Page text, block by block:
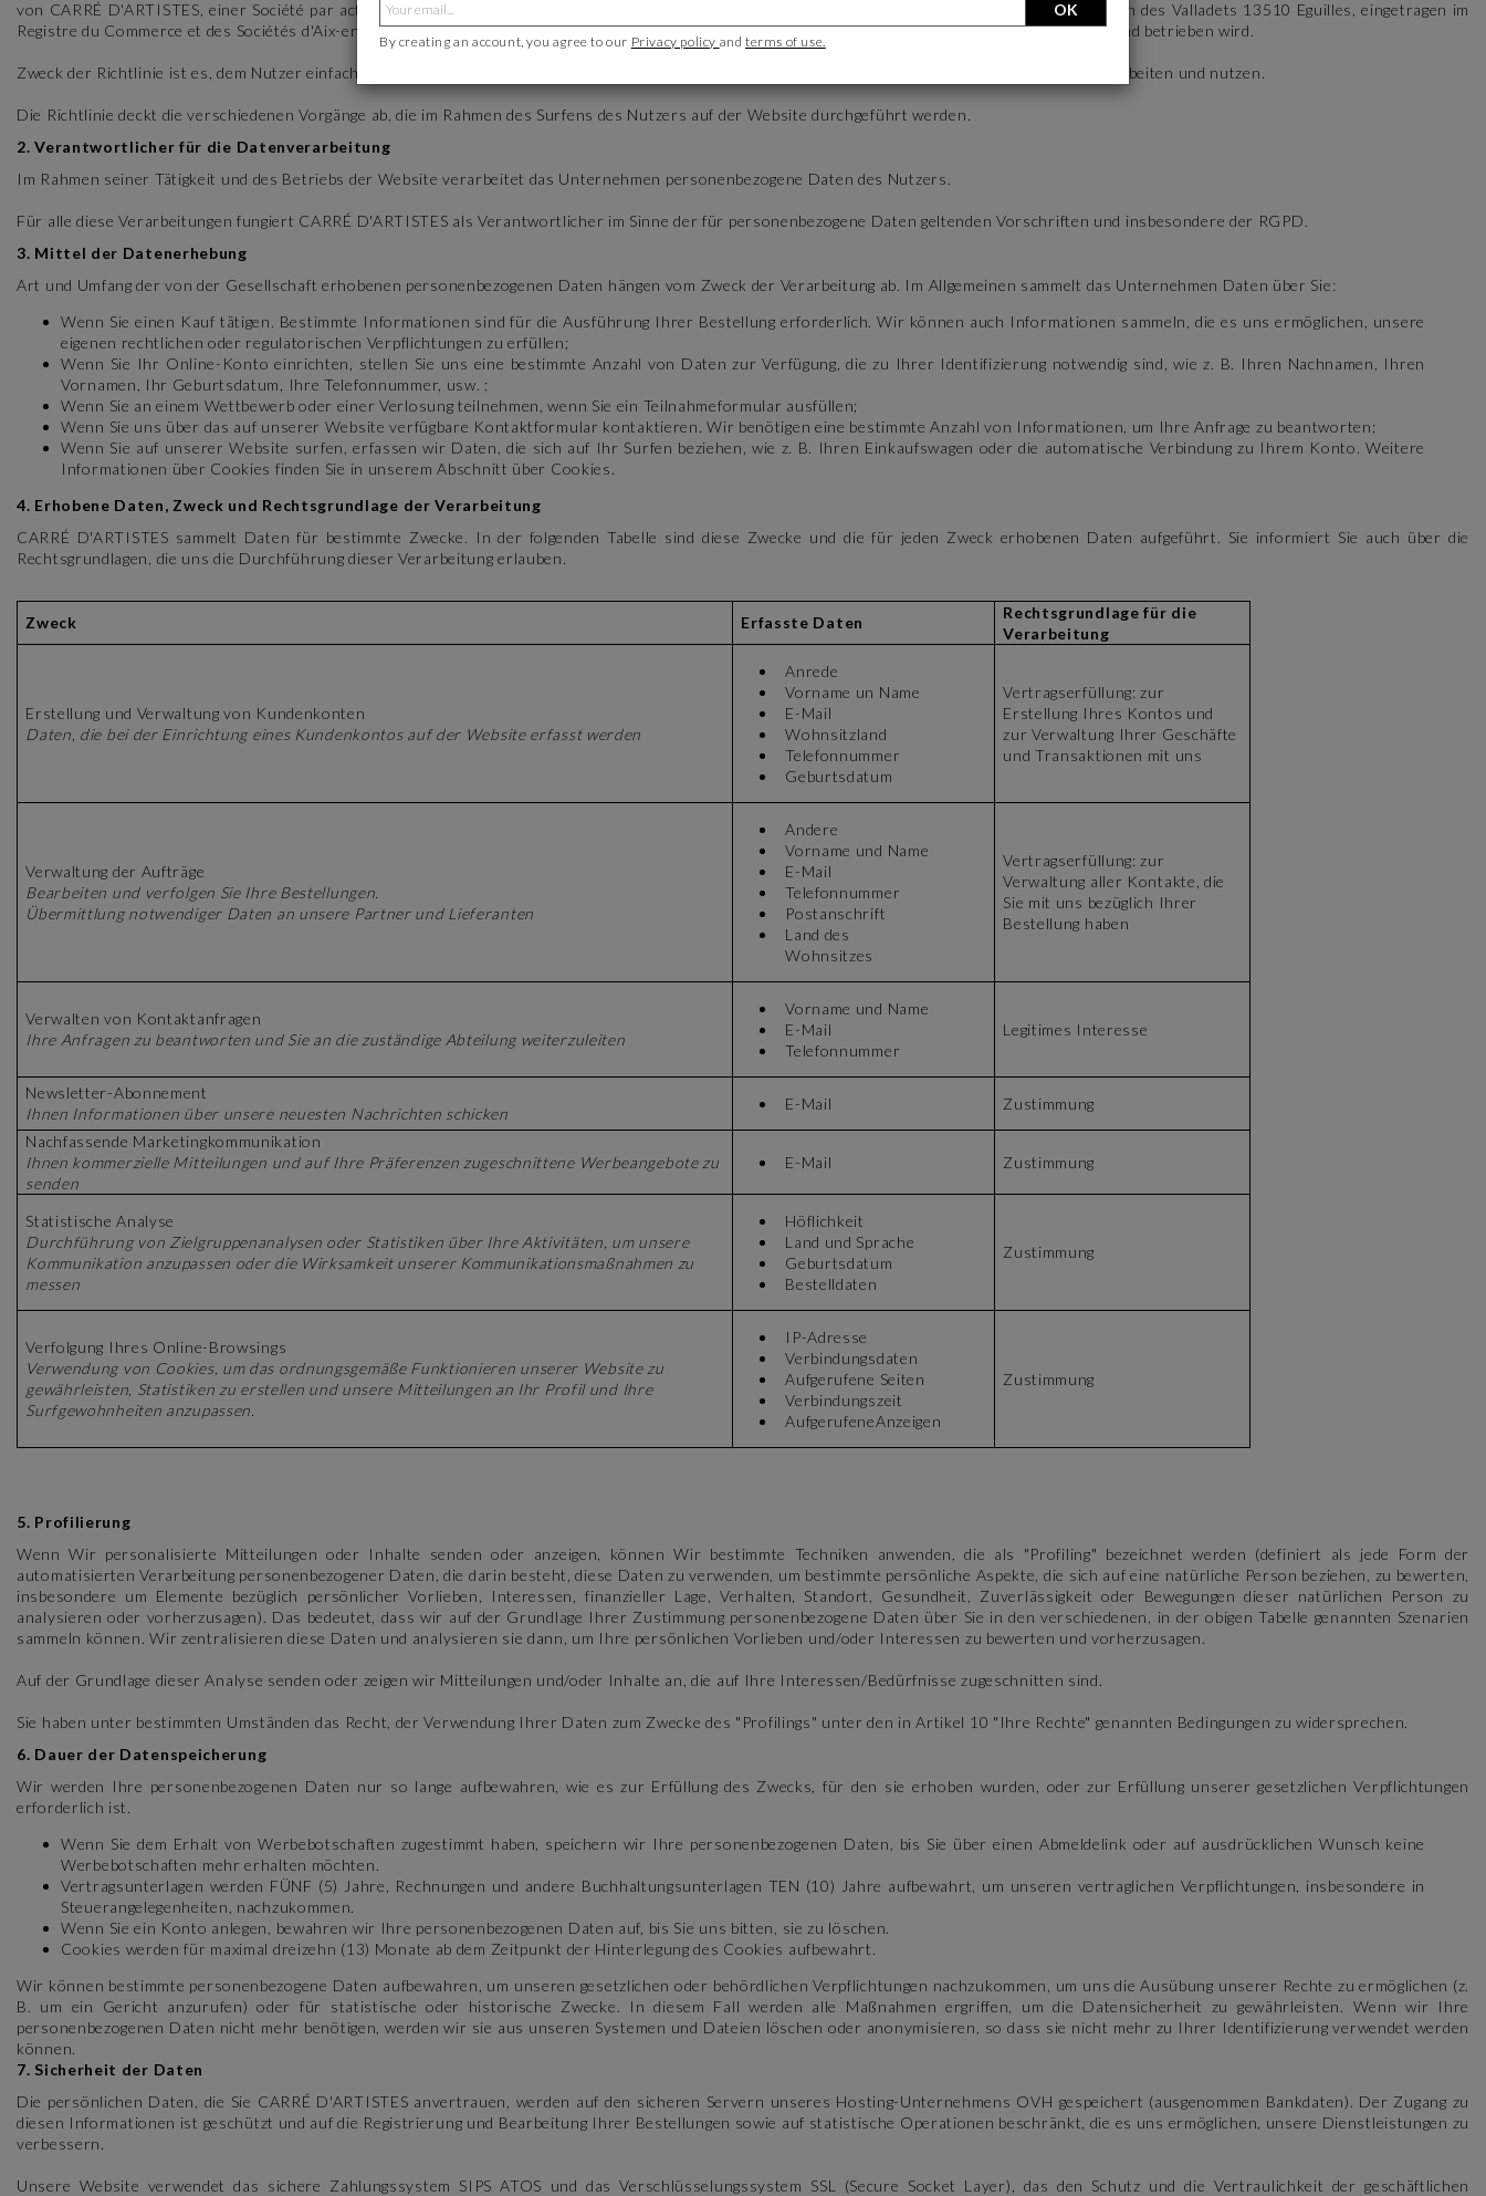
von CARRÉ D'ARTISTES, einer Société par actions simplifiée (vereinfachte Aktiengesellschaft) mit einem Kapital von 479.400 €, mit Sitz in 230 chemin des Valladets 13510 Eguilles, eingetragen im
Registre du Commerce et des Sociétés d'Aix-en-Provence unter der Nummer 437 656 051 (nachstehend "Wir" oder die "Gesellschaft") veröffentlicht und betrieben wird.
Zweck der Richtlinie ist es, dem Nutzer einfache, klare und vollständige Informationen darüber zu geben, wie wir seine personenbezogenen Daten verarbeiten und nutzen.
Die Richtlinie deckt die verschiedenen Vorgänge ab, die im Rahmen des Surfens des Nutzers auf der Website durchgeführt werden.
2. Verantwortlicher für die Datenverarbeitung
Im Rahmen seiner Tätigkeit und des Betriebs der Website verarbeitet das Unternehmen personenbezogene Daten des Nutzers.
Für alle diese Verarbeitungen fungiert CARRÉ D'ARTISTES als Verantwortlicher im Sinne der für personenbezogene Daten geltenden Vorschriften und insbesondere der RGPD.
3. Mittel der Datenerhebung
Art und Umfang der von der Gesellschaft erhobenen personenbezogenen Daten hängen vom Zweck der Verarbeitung ab. Im Allgemeinen sammelt das Unternehmen Daten über Sie:
Wenn Sie einen Kauf tätigen. Bestimmte Informationen sind für die Ausführung Ihrer Bestellung erforderlich. Wir können auch Informationen sammeln, die es uns ermöglichen, unsere
eigenen rechtlichen oder regulatorischen Verpflichtungen zu erfüllen;
Wenn Sie Ihr Online-Konto einrichten, stellen Sie uns eine bestimmte Anzahl von Daten zur Verfügung, die zu Ihrer Identifizierung notwendig sind, wie z. B. Ihren Nachnamen, Ihren
Vornamen, Ihr Geburtsdatum, Ihre Telefonnummer, usw. ;
Wenn Sie an einem Wettbewerb oder einer Verlosung teilnehmen, wenn Sie ein Teilnahmeformular ausfüllen;
Wenn Sie uns über das auf unserer Website verfügbare Kontaktformular kontaktieren. Wir benötigen eine bestimmte Anzahl von Informationen, um Ihre Anfrage zu beantworten;
Wenn Sie auf unserer Website surfen, erfassen wir Daten, die sich auf Ihr Surfen beziehen, wie z. B. Ihren Einkaufswagen oder die automatische Verbindung zu Ihrem Konto. Weitere
Informationen über Cookies finden Sie in unserem Abschnitt über Cookies.
4. Erhobene Daten, Zweck und Rechtsgrundlage der Verarbeitung
CARRÉ D'ARTISTES sammelt Daten für bestimmte Zwecke. In der folgenden Tabelle sind diese Zwecke und die für jeden Zweck erhobenen Daten aufgeführt. Sie informiert Sie auch über die
Rechtsgrundlagen, die uns die Durchführung dieser Verarbeitung erlauben.
Zweck Erfasste Daten
Rechtsgrundlage für die
Verarbeitung
Erstellung und Verwaltung von Kundenkonten
Daten, die bei der Einrichtung eines Kundenkontos auf der Website erfasst werden
Anrede
Vorname un Name
E-Mail
Wohnsitzland
Telefonnummer
Geburtsdatum
Vertragserfüllung: zur
Erstellung Ihres Kontos und
zur Verwaltung Ihrer Geschäfte
und Transaktionen mit uns
Verwaltung der Aufträge
Bearbeiten und verfolgen Sie Ihre Bestellungen.
Übermittlung notwendiger Daten an unsere Partner und Lieferanten
Andere
Vorname und Name
E-Mail
Telefonnummer
Postanschrift
Land des
Wohnsitzes
Vertragserfüllung: zur
Verwaltung aller Kontakte, die
Sie mit uns bezüglich Ihrer
Bestellung haben
Verwalten von Kontaktanfragen
Ihre Anfragen zu beantworten und Sie an die zuständige Abteilung weiterzuleiten
Vorname und Name
E-Mail
Telefonnummer
Legitimes Interesse
Newsletter-Abonnement
Ihnen Informationen über unsere neuesten Nachrichten schicken
E-Mail
Zustimmung
Nachfassende Marketingkommunikation
Ihnen kommerzielle Mitteilungen und auf Ihre Präferenzen zugeschnittene Werbeangebote zu
senden
E-Mail Zustimmung
Statistische Analyse
Durchführung von Zielgruppenanalysen oder Statistiken über Ihre Aktivitäten, um unsere
Kommunikation anzupassen oder die Wirksamkeit unserer Kommunikationsmaßnahmen zu
messen
Höflichkeit
Land und Sprache
Geburtsdatum
Bestelldaten
Zustimmung
Verfolgung Ihres Online-Browsings
Verwendung von Cookies, um das ordnungsgemäße Funktionieren unserer Website zu
gewährleisten, Statistiken zu erstellen und unsere Mitteilungen an Ihr Profil und Ihre
Surfgewohnheiten anzupassen.
IP-Adresse
Verbindungsdaten
Aufgerufene Seiten
Verbindungszeit
AufgerufeneAnzeigen
Zustimmung
5. Profilierung
Wenn Wir personalisierte Mitteilungen oder Inhalte senden oder anzeigen, können Wir bestimmte Techniken anwenden, die als "Profiling" bezeichnet werden (definiert als jede Form der
automatisierten Verarbeitung personenbezogener Daten, die darin besteht, diese Daten zu verwenden, um bestimmte persönliche Aspekte, die sich auf eine natürliche Person beziehen, zu bewerten,
insbesondere um Elemente bezüglich persönlicher Vorlieben, Interessen, finanzieller Lage, Verhalten, Standort, Gesundheit, Zuverlässigkeit oder Bewegungen dieser natürlichen Person zu
analysieren oder vorherzusagen). Das bedeutet, dass wir auf der Grundlage Ihrer Zustimmung personenbezogene Daten über Sie in den verschiedenen, in der obigen Tabelle genannten Szenarien
sammeln können. Wir zentralisieren diese Daten und analysieren sie dann, um Ihre persönlichen Vorlieben und/oder Interessen zu bewerten und vorherzusagen.
Auf der Grundlage dieser Analyse senden oder zeigen wir Mitteilungen und/oder Inhalte an, die auf Ihre Interessen/Bedürfnisse zugeschnitten sind.
Sie haben unter bestimmten Umständen das Recht, der Verwendung Ihrer Daten zum Zwecke des "Profilings" unter den in Artikel 10 "Ihre Rechte" genannten Bedingungen zu widersprechen.
6. Dauer der Datenspeicherung
Wir werden Ihre personenbezogenen Daten nur so lange aufbewahren, wie es zur Erfüllung des Zwecks, für den sie erhoben wurden, oder zur Erfüllung unserer gesetzlichen Verpflichtungen
erforderlich ist.
Wenn Sie dem Erhalt von Werbebotschaften zugestimmt haben, speichern wir Ihre personenbezogenen Daten, bis Sie über einen Abmeldelink oder auf ausdrücklichen Wunsch keine
Werbebotschaften mehr erhalten möchten.
Vertragsunterlagen werden FÜNF (5) Jahre, Rechnungen und andere Buchhaltungsunterlagen TEN (10) Jahre aufbewahrt, um unseren vertraglichen Verpflichtungen, insbesondere in
Steuerangelegenheiten, nachzukommen.
Wenn Sie ein Konto anlegen, bewahren wir Ihre personenbezogenen Daten auf, bis Sie uns bitten, sie zu löschen.
Cookies werden für maximal dreizehn (13) Monate ab dem Zeitpunkt der Hinterlegung des Cookies aufbewahrt.
Wir können bestimmte personenbezogene Daten aufbewahren, um unseren gesetzlichen oder behördlichen Verpflichtungen nachzukommen, um uns die Ausübung unserer Rechte zu ermöglichen (z.
B. um ein Gericht anzurufen) oder für statistische oder historische Zwecke. In diesem Fall werden alle Maßnahmen ergriffen, um die Datensicherheit zu gewährleisten. Wenn wir Ihre
personenbezogenen Daten nicht mehr benötigen, werden wir sie aus unseren Systemen und Dateien löschen oder anonymisieren, so dass sie nicht mehr zu Ihrer Identifizierung verwendet werden
können.
7. Sicherheit der Daten
Die persönlichen Daten, die Sie CARRÉ D'ARTISTES anvertrauen, werden auf den sicheren Servern unseres Hosting-Unternehmens OVH gespeichert (ausgenommen Bankdaten). Der Zugang zu
diesen Informationen ist geschützt und auf die Registrierung und Bearbeitung Ihrer Bestellungen sowie auf statistische Operationen beschränkt, die es uns ermöglichen, unsere Dienstleistungen zu
verbessern.
Unsere Website verwendet das sichere Zahlungssystem SIPS ATOS und das Verschlüsselungssystem SSL (Secure Socket Layer), das den Schutz und die Vertraulichkeit der geschäftlichen
OK
By creating an account, you agree to our Privacy policy andterms of use.